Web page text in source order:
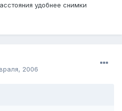
удобнее снимки
2006